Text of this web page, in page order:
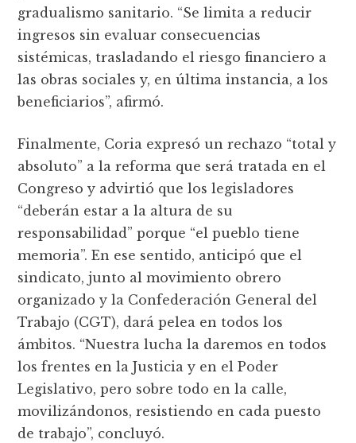
gradualismo sanitario. “Se limita a reducir
ingresos sin evaluar consecuencias
sistémicas, trasladando el riesgo financiero a
las obras sociales y, en última instancia, a los
beneficiarios”, afirmó.
Finalmente, Coria expresó un rechazo “total y
absoluto” a la reforma que será tratada en el
Congreso y advirtió que los legisladores
“deberán estar a la altura de su
responsabilidad” porque “el pueblo tiene
memoria”. En ese sentido, anticipó que el
sindicato, junto al movimiento obrero
organizado y la Confederación General del
Trabajo (CGT), dará pelea en todos los
ámbitos. “Nuestra lucha la daremos en todos
los frentes en la Justicia y en el Poder
Legislativo, pero sobre todo en la calle,
movilizándonos, resistiendo en cada puesto
de trabajo”, concluyó.